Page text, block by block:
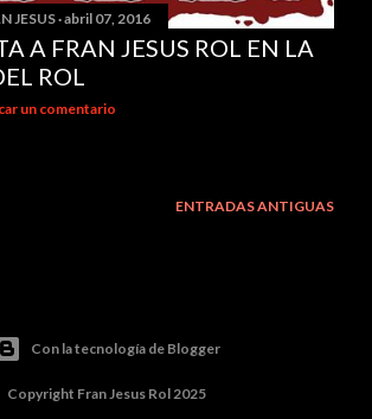
JESUS abril 07, 2016
A FRAN JESUS ROL EN LA
ROL
un comentario
ENTRADAS ANTIGUAS
Con la tecnología de Blogger
Copyright Fran Jesus Rol 2025